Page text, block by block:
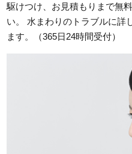
駆けつけ、お見積もりまで無
い。 水まわりのトラブルに詳
ます。（365日24時間受付）